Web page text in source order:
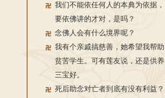
我们不能依任何人的本典为依据，
要依佛讲的才对，是吗？
念佛人会有什么境界呢？
我有个亲戚搞慈善，她希望我帮助
贫苦学生。可有莲友说，还是供养
三宝好。
死后助念对亡者到底有没有利益？